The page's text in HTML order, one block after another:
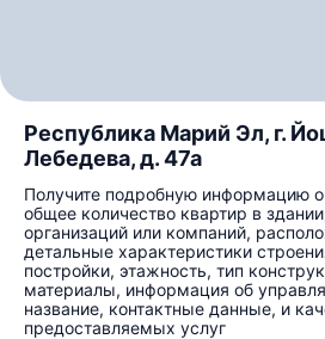
Республика Марий Эл, г.
Лебедева, д. 47а
Получите подробную информацию
общее количество квартир в
организаций или компаний,
детальные характеристики
постройки, этажность, тип
материалы, информация об
название, контактные данные, и
предоставляемых услуг